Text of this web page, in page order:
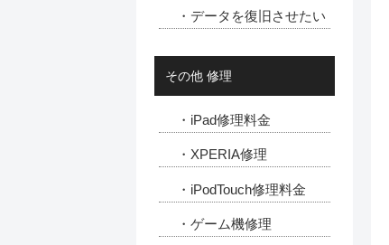
・データを復旧させたい
その他 修理
・iPad修理料金
・XPERIA修理
・iPodTouch修理料金
・ゲーム機修理